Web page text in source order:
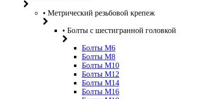
• Метрический резьбовой крепеж
• Болты с шестигранной головкой
Болты М6
Болты М8
Болты М10
Болты М12
Болты М14
Болты М16